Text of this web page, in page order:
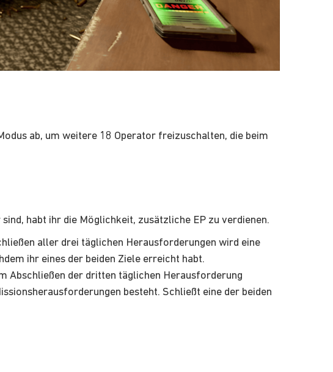
ab, um weitere 18 Operator freizuschalten, die beim
habt ihr die Möglichkeit, zusätzliche EP zu verdienen.
aller drei täglichen Herausforderungen wird eine
ihr eines der beiden Ziele erreicht habt.
Abschließen der dritten täglichen Herausforderung
besteht. Schließt eine der beiden